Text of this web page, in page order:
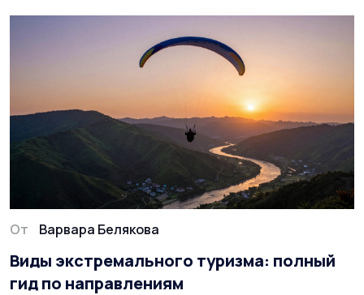
От Варвара Белякова
Виды экстремального туризма: полный
гид по направлениям